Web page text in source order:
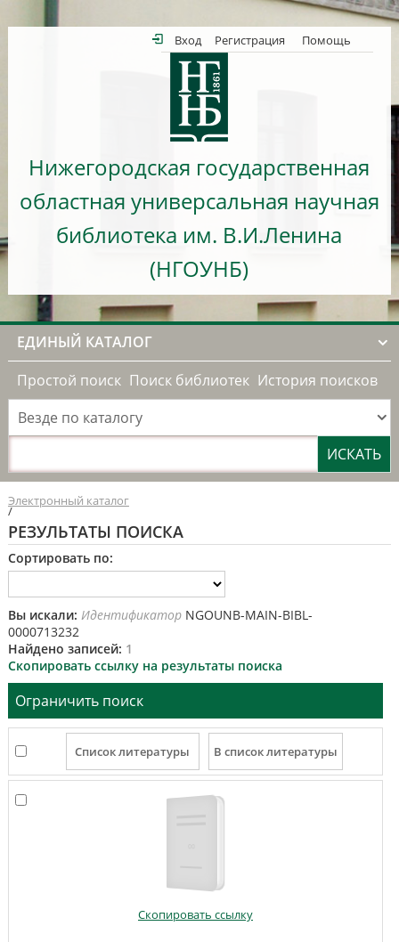
Вход Регистрация Помощь
Нижегородская государственная
областная универсальная научная
библиотека им. В.И.Ленина
(НГОУНБ)
ЕДИНЫЙ КАТАЛОГ
Простой поиск Поиск библиотек История поисков
Везде по каталогу
Электронный каталог
/
РЕЗУЛЬТАТЫ ПОИСКА
Сортировать по:
Вы искали: ИдентификаторNGOUNB-MAIN-BIBL-
0000713232
Найдено записей: 1
Скопировать ссылку на результаты поиска
Ограничить поиск
Скопировать ссылку